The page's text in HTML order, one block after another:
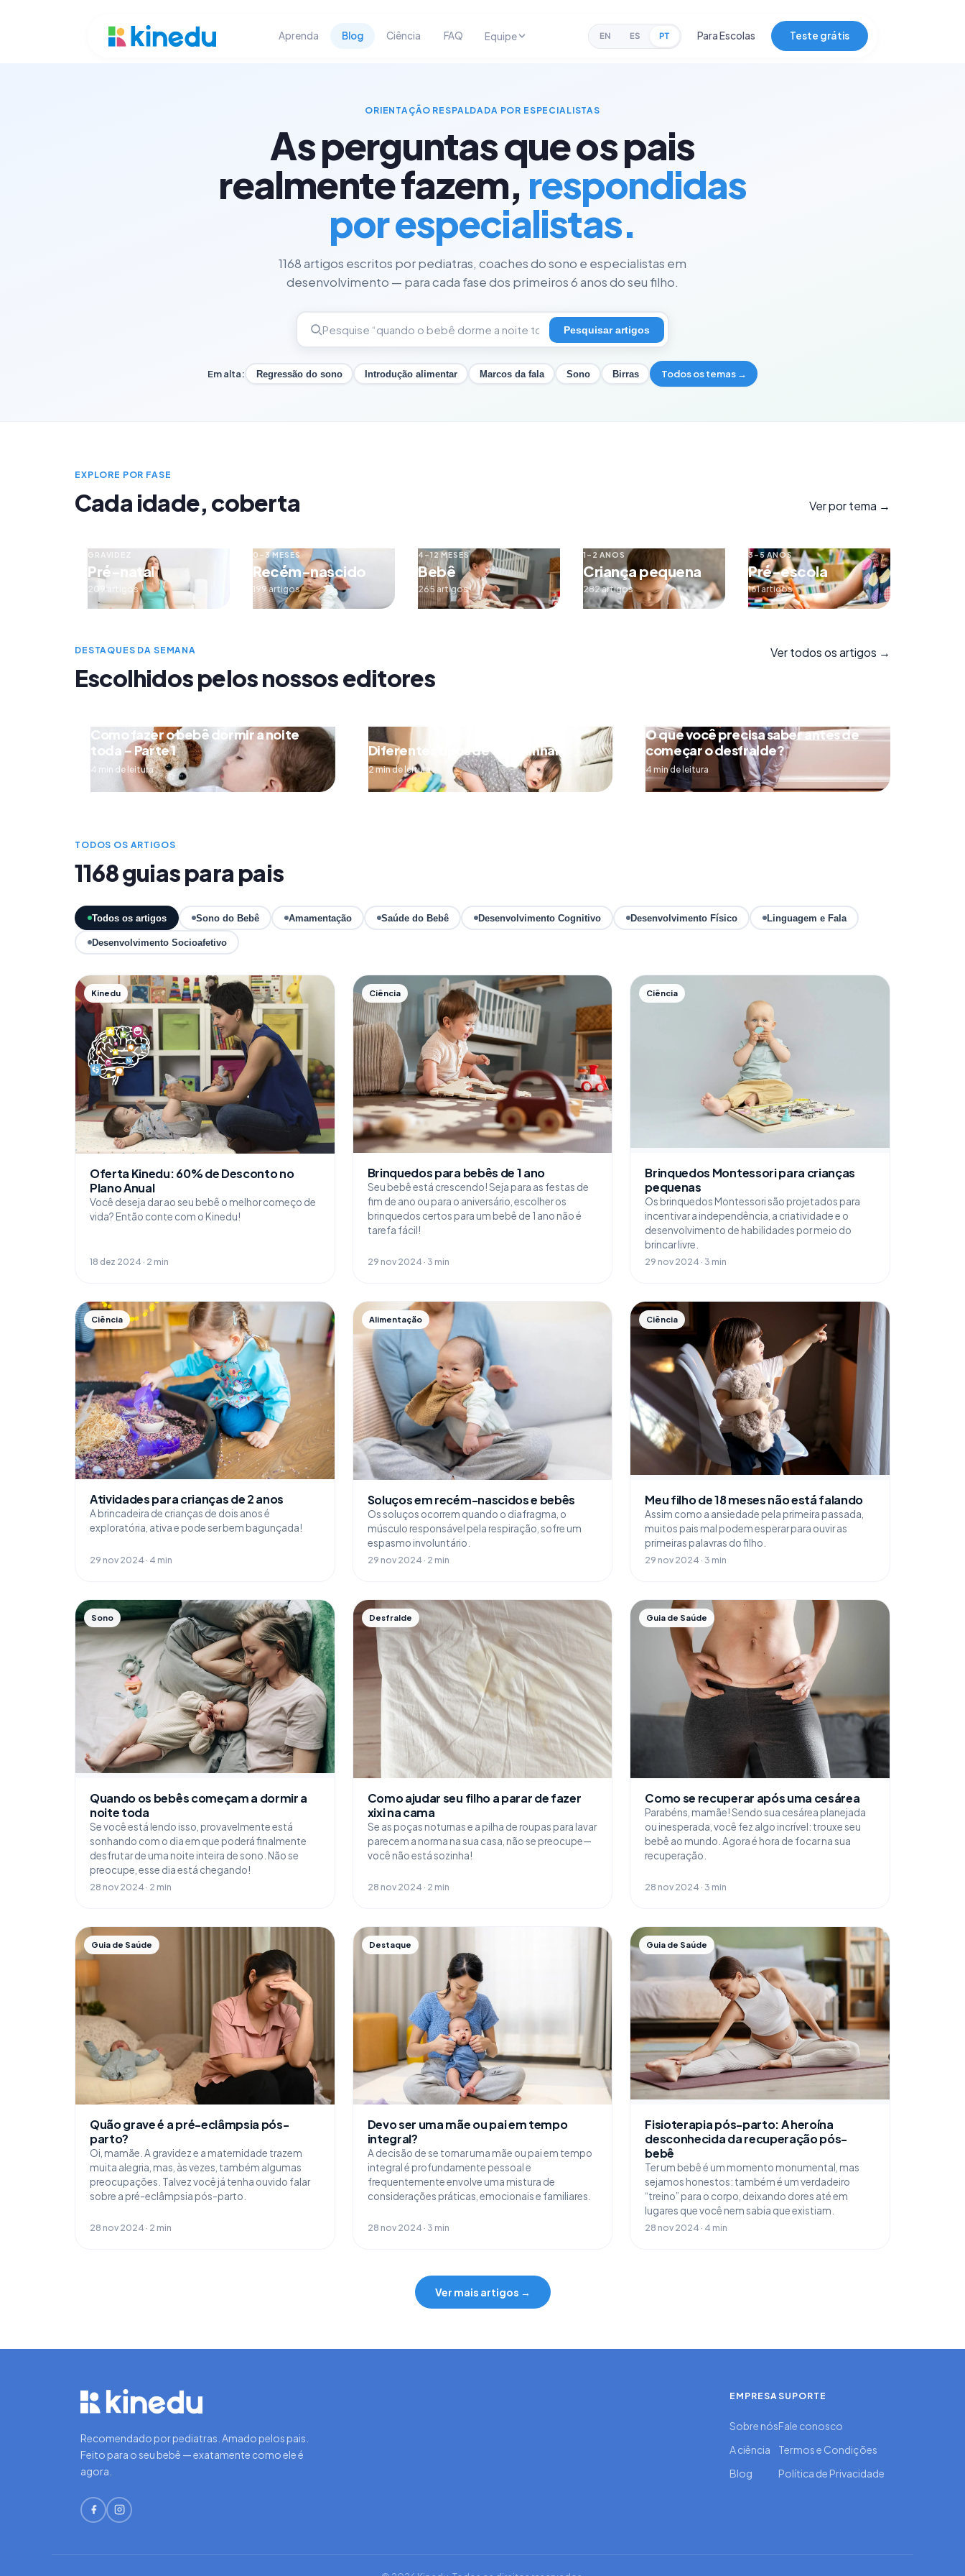
Aprenda Blog Ciência FAQ Equipe EN ES PT Para Escolas Teste grátis
ORIENTAÇÃO RESPALDADA POR ESPECIALISTAS
As perguntas que os pais
realmente fazem,respondidas
por especialistas.
1168 artigos escritos por pediatras, coaches do sono e especialistas em
desenvolvimento — para cada fase dos primeiros 6 anos do seu filho.
Pesquisar artigos
Em alta: Regressão do sono Introdução alimentar Marcos da fala Sono Birras Todos os temas →
EXPLORE POR FASE
Cada idade, coberta Ver por tema →
GRAVIDEZ
Pré-natal
209 artigos
0–3 MESES
Recém-nascido
199 artigos
4–12 MESES
Bebê
265 artigos
1–2 ANOS
Criança pequena
282 artigos
3–5 ANOS
Pré-escola
161 artigos
DESTAQUES DA SEMANA
Escolhidos pelos nossos editores
Ver todos os artigos →
Como fazer o bebê dormir a noite
toda – Parte 1
4 min de leitura
Diferentes tipos de engatinhar
2 min de leitura
O que você precisa saber antes de
começar o desfralde?
4 min de leitura
TODOS OS ARTIGOS
1168 guias para pais
Todos os artigos Sono do Bebê Amamentação Saúde do Bebê Desenvolvimento Cognitivo Desenvolvimento Físico Linguagem e Fala
Desenvolvimento Socioafetivo
Kinedu
Oferta Kinedu: 60% de Desconto no
Plano Anual
Você deseja dar ao seu bebê o melhor começo de
vida? Então conte com o Kinedu!
18 dez 2024 · 2 min
Ciência
Brinquedos para bebês de 1 ano
Seu bebê está crescendo! Seja para as festas de
fim de ano ou para o aniversário, escolher os
brinquedos certos para um bebê de 1 ano não é
tarefa fácil!
29 nov 2024 · 3 min
Ciência
Brinquedos Montessori para crianças
pequenas
Os brinquedos Montessori são projetados para
incentivar a independência, a criatividade e o
desenvolvimento de habilidades por meio do
brincar livre.
29 nov 2024 · 3 min
Ciência
Atividades para crianças de 2 anos
A brincadeira de crianças de dois anos é
exploratória, ativa e pode ser bem bagunçada!
29 nov 2024 · 4 min
Alimentação
Soluços em recém-nascidos e bebês
Os soluços ocorrem quando o diafragma, o
músculo responsável pela respiração, sofre um
espasmo involuntário.
29 nov 2024 · 2 min
Ciência
Meu filho de 18 meses não está falando
Assim como a ansiedade pela primeira passada,
muitos pais mal podem esperar para ouvir as
primeiras palavras do filho.
29 nov 2024 · 3 min
Sono
Quando os bebês começam a dormir a
noite toda
Se você está lendo isso, provavelmente está
sonhando com o dia em que poderá finalmente
desfrutar de uma noite inteira de sono. Não se
preocupe, esse dia está chegando!
28 nov 2024 · 2 min
Desfralde
Como ajudar seu filho a parar de fazer
xixi na cama
Se as poças noturnas e a pilha de roupas para lavar
parecem a norma na sua casa, não se preocupe—
você não está sozinha!
28 nov 2024 · 2 min
Guia de Saúde
Como se recuperar após uma cesárea
Parabéns, mamãe! Sendo sua cesárea planejada
ou inesperada, você fez algo incrível: trouxe seu
bebê ao mundo. Agora é hora de focar na sua
recuperação.
28 nov 2024 · 3 min
Guia de Saúde
Quão grave é a pré-eclâmpsia pós-
parto?
Oi, mamãe. A gravidez e a maternidade trazem
muita alegria, mas, às vezes, também algumas
preocupações. Talvez você já tenha ouvido falar
sobre a pré-eclâmpsia pós-parto.
28 nov 2024 · 2 min
Destaque
Devo ser uma mãe ou pai em tempo
integral?
A decisão de se tornar uma mãe ou pai em tempo
integral é profundamente pessoal e
frequentemente envolve uma mistura de
considerações práticas, emocionais e familiares.
28 nov 2024 · 3 min
Guia de Saúde
Fisioterapia pós-parto: A heroína
desconhecida da recuperação pós-
bebê
Ter um bebê é um momento monumental, mas
sejamos honestos: também é um verdadeiro
“treino” para o corpo, deixando dores até em
lugares que você nem sabia que existiam.
28 nov 2024 · 4 min
Ver mais artigos →
Recomendado por pediatras. Amado pelos pais.
Feito para o seu bebê — exatamente como ele é
agora.
EMPRESA
Sobre nós
A ciência
Blog
SUPORTE
Fale conosco
Termos e Condições
Política de Privacidade